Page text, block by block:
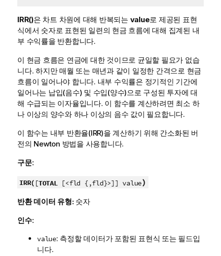
IRR()은 차트 차원에 대해 반복되는 value로 제공된 표현
식에서 숫자로 표현된 일련의 현금 흐름에 대해 집계된 내
부 수익률을 반환합니다.
이 현금 흐름은 연금에 대한 것이므로 균일할 필요가 없습
니다. 하지만 매월 또는 매년과 같이 일정한 간격으로 현금
흐름이 일어나야 합니다. 내부 수익률은 정기적인 기간에
일어나는 납입(음수) 및 수입(양수)으로 구성된 투자에 대
해 수급되는 이자율입니다. 이 함수를 계산하려면 최소 하
나 이상의 양수와 하나 이상의 음수 값이 필요합니다.
이 함수는 내부 반환율(IRR)을 계산하기 위해 간소화된 버
전의 Newton 방법을 사용합니다.
구문:
IRR( [TOTAL[<fld {,fld}>]] value)
반환 데이터 유형: 숫자
인수:
value: 측정할 데이터가 포함된 표현식 또는 필드입
니다.